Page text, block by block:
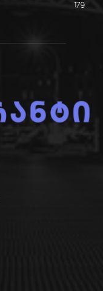
179